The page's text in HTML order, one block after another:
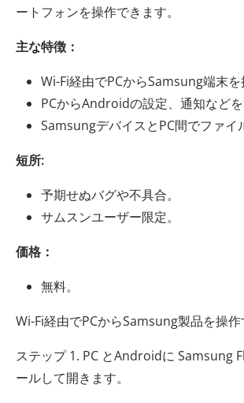
ートフォンを操作できます。
主な特徴：
Wi-Fi経由でPCからSamsung端末を
PCからAndroidの設定、通知などを
SamsungデバイスとPC間でファイ
短所:
予期せぬバグや不具合。
サムスンユーザー限定。
価格：
無料。
Wi-Fi経由でPCからSamsung製品を操作
ステップ 1. PC とAndroidに Samsung
ールして開きます。